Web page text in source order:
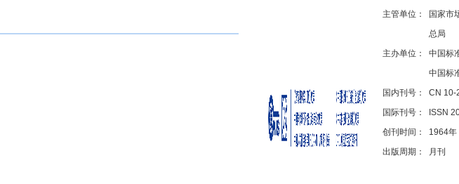
主管单位：
国家市
总局
主办单位：
中国标
中国标
国内刊号：
CN 10-
国际刊号：
ISSN
创刊时间：
1964年
出版周期：
月刊